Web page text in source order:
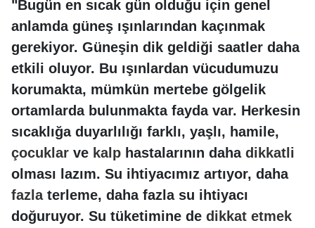
"Bugün en sıcak gün olduğu için genel
anlamda güneş ışınlarından kaçınmak
gerekiyor. Güneşin dik geldiği saatler daha
etkili oluyor. Bu ışınlardan vücudumuzu
korumakta, mümkün mertebe gölgelik
ortamlarda bulunmakta fayda var. Herkesin
sıcaklığa duyarlılığı farklı, yaşlı, hamile,
çocuklar ve kalp hastalarının daha dikkatli
olması lazım. Su ihtiyacımız artıyor, daha
fazlaterleme, daha fazla su ihtiyacı
doğuruyor. Su tüketimine de dikkat etmek